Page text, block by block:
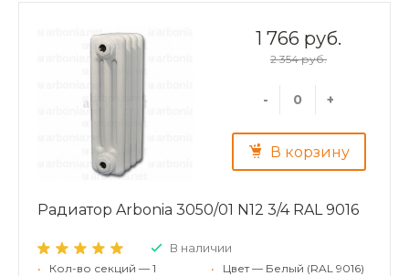
1 766 руб.
2 354 руб.
- +
В корзину
Радиатор Arbonia 3050/01 N12 3/4 RAL 9016
В наличии
•
Кол-во секций — 1
•
Цвет — Белый (RAL 9016)